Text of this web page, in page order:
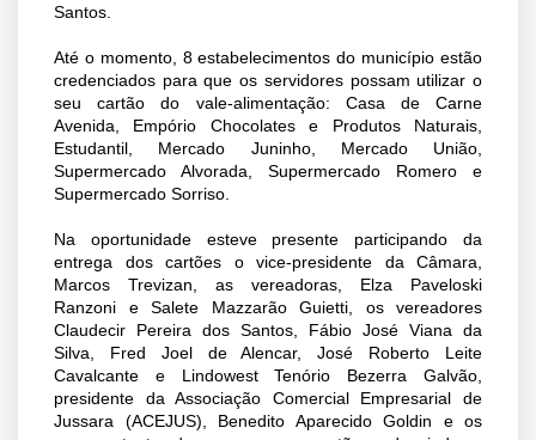
Santos.
Até o momento, 8 estabelecimentos do município estão
credenciados para que os servidores possam utilizar o
seu cartão do vale-alimentação: Casa de Carne
Avenida, Empório Chocolates e Produtos Naturais,
Estudantil, Mercado Juninho, Mercado União,
Supermercado Alvorada, Supermercado Romero e
Supermercado Sorriso.
Na oportunidade esteve presente participando da
entrega dos cartões o vice-presidente da Câmara,
Marcos Trevizan, as vereadoras, Elza Paveloski
Ranzoni e Salete Mazzarão Guietti, os vereadores
Claudecir Pereira dos Santos, Fábio José Viana da
Silva, Fred Joel de Alencar, José Roberto Leite
Cavalcante e Lindowest Tenório Bezerra Galvão,
presidente da Associação Comercial Empresarial de
Jussara (ACEJUS), Benedito Aparecido Goldin e os